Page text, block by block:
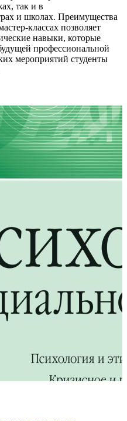
так и в
и школах. Преимущества
классах позволяет
навыки, которые
профессиональной
мероприятий студенты